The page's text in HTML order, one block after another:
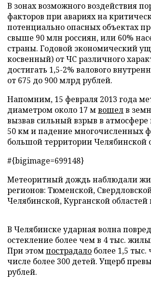
В зонах возможного воздействия
факторов при авариях на
потенциально опасных объектах
свыше 90 млн россиян, или 60%
страны. Годовой экономический
косвенный) от ЧС различного
достигать 1,5-2% валового
от 675 до 900 млрд рублей.
Напомним, 15 февраля 2013 года
диаметром около 17 мвошелв
вызвав сильный взрыв в атмосфере
50 км и падение многочисленных
большой территории Челябинской
#{bigimage=699148}
Метеоритный дождь наблюдали
регионов: Тюменской,
Челябинской, Курганской
В Челябинске ударная волна
остекление более чем в 4 тыс.
При этомпострадало более 1,5 тыс.
числе более 300 детей. Ущерб
рублей.